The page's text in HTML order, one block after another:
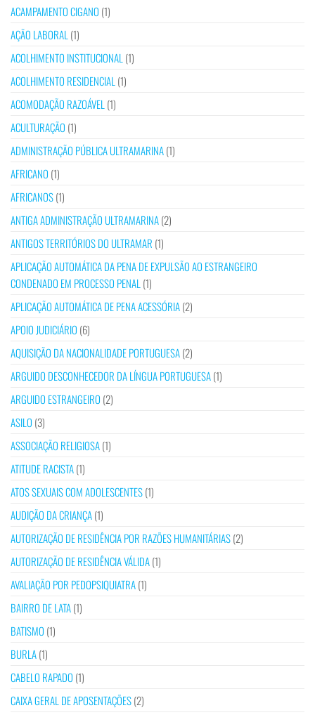
ACAMPAMENTO CIGANO (1)
AÇÃO LABORAL (1)
ACOLHIMENTO INSTITUCIONAL (1)
ACOLHIMENTO RESIDENCIAL (1)
ACOMODAÇÃO RAZOÁVEL (1)
ACULTURAÇÃO (1)
ADMINISTRAÇÃO PÚBLICA ULTRAMARINA(1)
AFRICANO (1)
AFRICANOS(1)
ANTIGA ADMINISTRAÇÃO ULTRAMARINA(2)
ANTIGOS TERRITÓRIOS DO ULTRAMAR (1)
APLICAÇÃO AUTOMÁTICA DA PENA DE EXPULSÃO AO ESTRANGEIRO
CONDENADO EM PROCESSO PENAL (1)
APLICAÇÃO AUTOMÁTICA DE PENA ACESSÓRIA(2)
APOIO JUDICIÁRIO (6)
AQUISIÇÃO DA NACIONALIDADE PORTUGUESA(2)
ARGUIDO DESCONHECEDOR DA LÍNGUA PORTUGUESA(1)
ARGUIDO ESTRANGEIRO (2)
ASILO (3)
ASSOCIAÇÃO RELIGIOSA(1)
ATITUDE RACISTA(1)
ATOS SEXUAIS COM ADOLESCENTES(1)
AUDIÇÃO DA CRIANÇA(1)
AUTORIZAÇÃO DE RESIDÊNCIA POR RAZÕES HUMANITÁRIAS(2)
AUTORIZAÇÃO DE RESIDÊNCIA VÁLIDA(1)
AVALIAÇÃO POR PEDOPSIQUIATRA(1)
BAIRRO DE LATA(1)
BATISMO (1)
BURLA(1)
CABELO RAPADO (1)
CAIXA GERAL DE APOSENTAÇÕES(2)